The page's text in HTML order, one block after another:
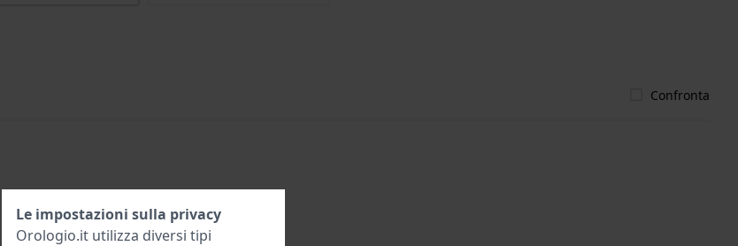
Confronta
Le impostazioni sulla privacy
Orologio.it utilizza diversi tipi